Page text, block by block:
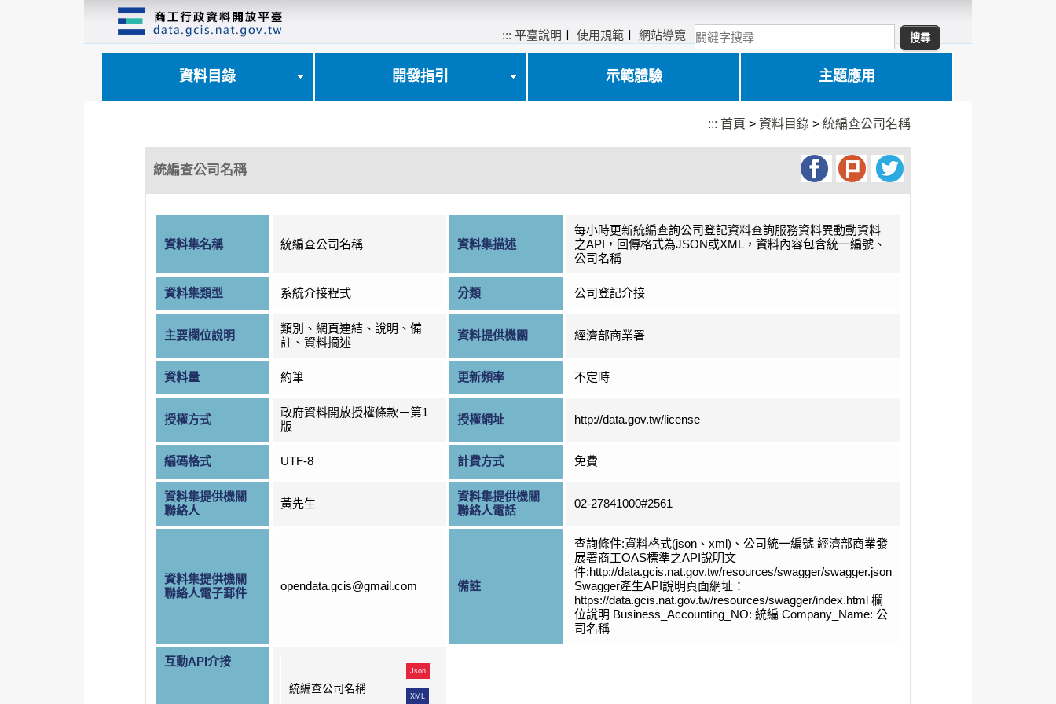
::: 平臺說明 〡使用規範 〡網站導覽
資料目錄 開發指引 示範體驗 主題應用
::: 首頁 >資料目錄 >統編查公司名稱
統編查公司名稱
資料集名稱 統編查公司名稱 資料集描述
每小時更新統編查詢公司登記資料查詢服務資料異動動資料
之API，回傳格式為JSON或XML，資料內容包含統一編號、
公司名稱
資料集類型 系統介接程式 分類 公司登記介接
主要欄位說明
類別、網頁連結、說明、備
註、資料摘述
資料提供機關 經濟部商業署
資料量 約筆 更新頻率 不定時
授權方式
政府資料開放授權條款－第1
版
授權網址 http://data.gov.tw/license
編碼格式 UTF-8 計費方式 免費
資料集提供機關
聯絡人
黃先生
資料集提供機關
聯絡人電話
02-27841000#2561
資料集提供機關
聯絡人電子郵件
opendata.gcis@gmail.com 備註
查詢條件:資料格式(json、xml)、公司統一編號 經濟部商業發
展署商工OAS標準之API說明文
件:http://data.gcis.nat.gov.tw/resources/swagger/swagger.json
Swagger產生API說明頁面網址：
https://data.gcis.nat.gov.tw/resources/swagger/index.html 欄
位說明 Business_Accounting_NO: 統編 Company_Name: 公
司名稱
互動API介接
統編查公司名稱
Json
XML